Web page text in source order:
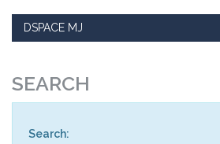
DSPACE MJ
SEARCH
Search: